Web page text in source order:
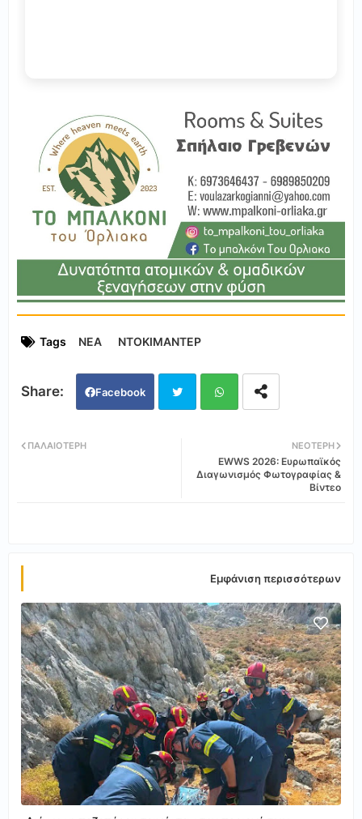
Tags ΝΕΑ ΝΤΟΚΙΜΑΝΤΕΡ
Facebook
ats
ΝΕΌΤΕΡΗ
EWWS 2026: Ευρωπαϊκός
Διαγωνισμός Φωτογραφίας &
Βίντεο
ΠΑΛΑΙΌΤΕΡΗ
Εμφάνιση περισσότερων